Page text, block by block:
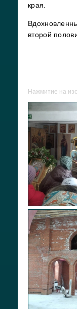
края.
второй